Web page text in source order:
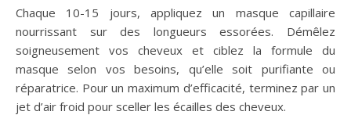
Chaque 10-15 jours, appliquez un masque capillaire
nourrissant sur des longueurs essorées. Démêlez
soigneusement vos cheveux et ciblez la formule du
masque selon vos besoins, qu’elle soit purifiante ou
réparatrice. Pour un maximum d’efficacité, terminez par un
jet d’air froid pour sceller les écailles des cheveux.